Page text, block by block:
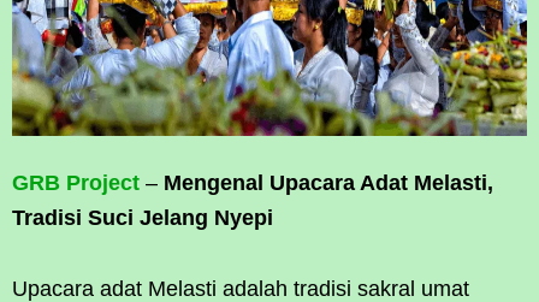
GRB Project – Mengenal Upacara Adat Melasti,
Tradisi Suci Jelang Nyepi
Upacara adat Melasti adalah tradisi sakral umat